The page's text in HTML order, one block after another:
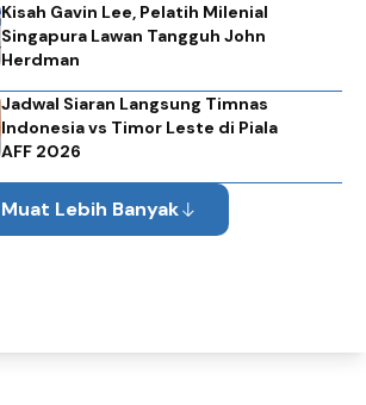
Kisah Gavin Lee, Pelatih Milenial
Singapura Lawan Tangguh John
Herdman
Jadwal Siaran Langsung Timnas
Indonesia vs Timor Leste di Piala
AFF 2026
Muat Lebih Banyak